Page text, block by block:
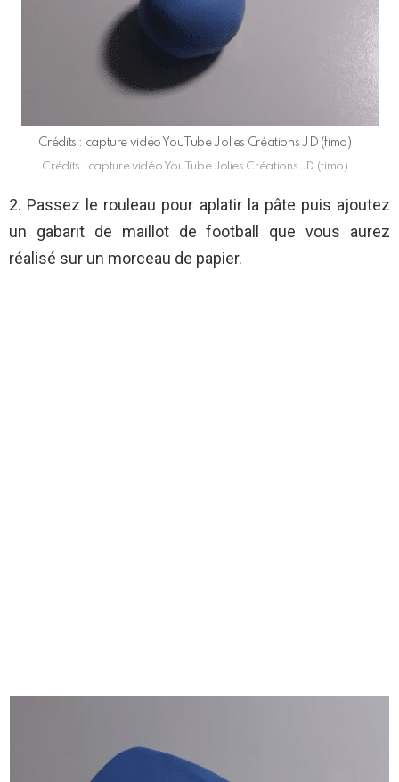
Crédits : capture vidéo YouTube Jolies Créations JD (fimo)
Crédits : capture vidéo YouTube Jolies Créations JD (fimo)
2. Passez le rouleau pour aplatir la pâte puis ajoutez
un gabarit de maillot de football que vous aurez
réalisé sur un morceau de papier.